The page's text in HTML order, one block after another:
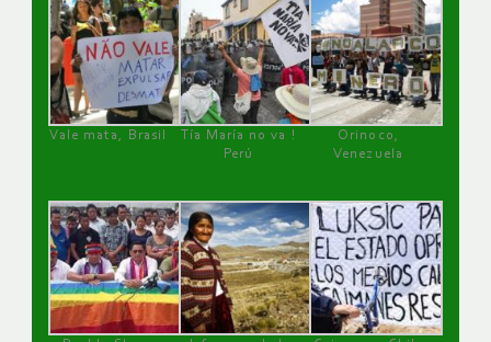
Vale mata, Brasil
Tía María no va !
Perú
Orinoco,
Venezuela